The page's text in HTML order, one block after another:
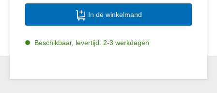
In de winkelmand
Beschikbaar, levertijd: 2-3 werkdagen